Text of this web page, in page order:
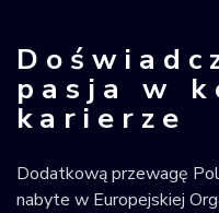
pasja w
karierze
Dodatkową przewagę
nabyte w Europejskiej